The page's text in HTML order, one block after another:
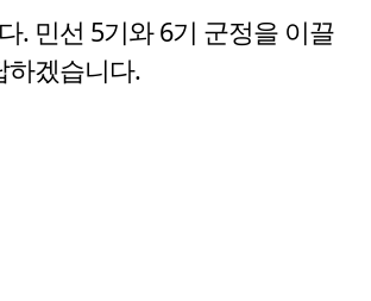
. 민선 5기와 6기 군정을 이끌
하겠습니다.